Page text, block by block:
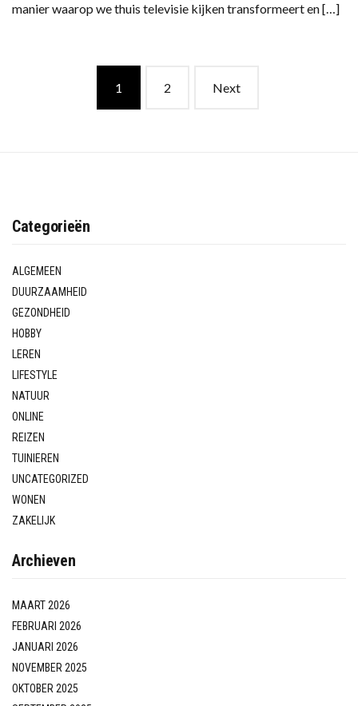
manier waarop we thuis televisie kijken transformeert en […]
navigation
1 2 Next
Categorieën
ALGEMEEN
DUURZAAMHEID
GEZONDHEID
HOBBY
LEREN
LIFESTYLE
NATUUR
ONLINE
REIZEN
TUINIEREN
UNCATEGORIZED
WONEN
ZAKELIJK
Archieven
MAART 2026
FEBRUARI 2026
JANUARI 2026
NOVEMBER 2025
OKTOBER 2025